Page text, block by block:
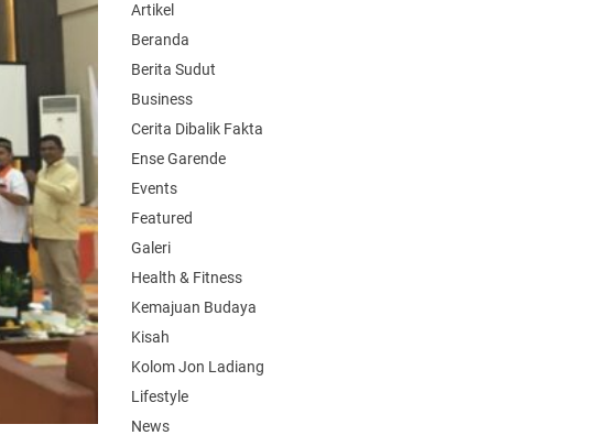
Artikel
Beranda
Berita Sudut
Business
Cerita Dibalik Fakta
Ense Garende
Events
Featured
Galeri
Health & Fitness
Kemajuan Budaya
Kisah
Kolom Jon Ladiang
Lifestyle
News